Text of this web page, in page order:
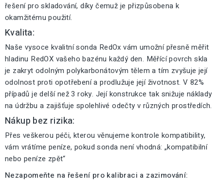
řešení pro skladování, díky čemuž je přizpůsobena k
okamžitému použití.
Kvalita:
Naše vysoce kvalitní sonda RedOx vám umožní přesně měřit
hladinu RedOX vašeho bazénu každý den. Měřící povrch skla
je zakryt odolným polykarbonátovým tělem a tím zvyšuje její
odolnost proti opotřebení a prodlužuje její životnost. V 82%
případů je delší než 3 roky. Její konstrukce tak snižuje náklady
na údržbu a zajišťuje spolehlivé odečty v různých prostředích.
Nákup bez rizika:
Přes veškerou péči, kterou věnujeme kontrole kompatibility,
vám vrátíme peníze, pokud sonda není vhodná: „kompatibilní
nebo peníze zpět“
Nezapomeňte na řešení pro kalibraci a zazimování: